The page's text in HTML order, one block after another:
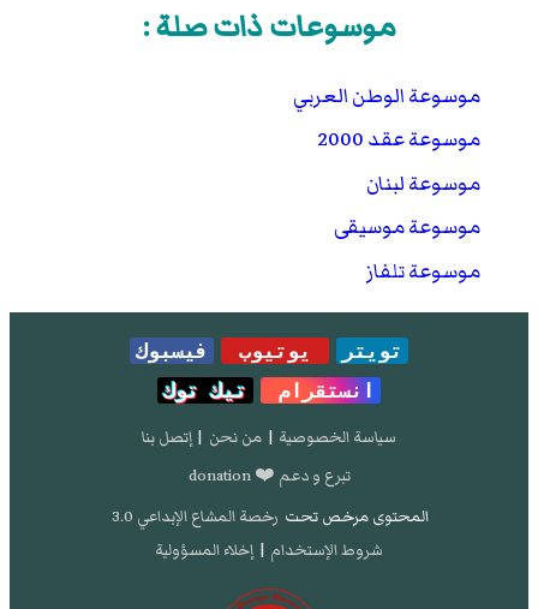
موسوعات ذات صلة :
موسوعة الوطن العربي
موسوعة عقد 2000
موسوعة لبنان
موسوعة موسيقى
موسوعة تلفاز
تويتر يوتيوب
فيسبوك
انستقرام
تيك توك
سياسة الخصوصية | من نحن | إتصل بنا
تبرع و دعم ❤️ donation
المحتوى مرخص تحت رخصة المشاع الإبداعي 3.0
شروط الإستخدام | إخلاء المسؤولية